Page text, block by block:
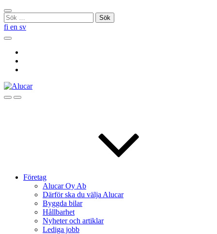
Skip
to
content
Stäng
sökningen
Sök
efter:
fi en sv
Sök
SökMenu
Företag
Alucar Oy Ab
Därför ska du välja Alucar
Byggda bilar
Hållbarhet
Nyheter och artiklar
Lediga jobb